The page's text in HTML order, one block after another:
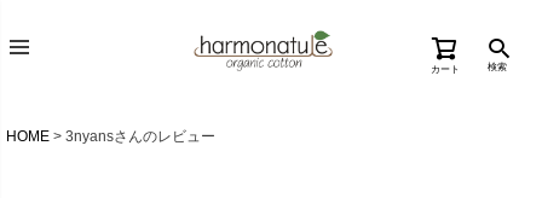
カート 検索
HOME 3nyansさんのレビュー